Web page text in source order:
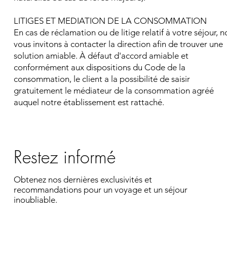
LITIGES ET MEDIATION DE LA CONSOMMATION
En cas de réclamation ou de litige relatif à votre séjour,
vous invitons à contacter la direction afin de trouver une
solution amiable. À défaut d'accord amiable et
conformément aux dispositions du Code de la
consommation, le client a la possibilité de saisir
gratuitement le médiateur de la consommation agréé
auquel notre établissement est rattaché.
Restez informé
Obtenez nos dernières exclusivités et
recommandations pour un voyage et un séjour
inoubliable.